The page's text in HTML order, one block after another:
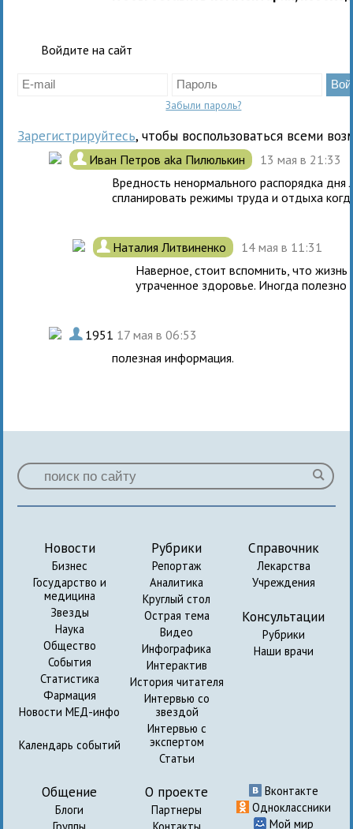
Войдите на сайт
Забыли пароль?
Зарегистрируйтесь, чтобы воспользоваться всеми
. Иван Петров aka Пилюлькин
13 мая в 21:33
Вредность ненормального распорядка дня
спланировать режимы труда и отдыха
. Наталия Литвиненко
14 мая в 11:31
Наверное, стоит вспомнить, что
утраченное здоровье. Иногда полезно
. 1951 17 мая в 06:53
полезная информация.
Новости
Бизнес
Государство и
медицина
Звезды
Наука
Общество
События
Статистика
Фармация
Новости МЕД-инфо
Календарь событий
Рубрики
Репортаж
Аналитика
Круглый стол
Острая тема
Видео
Инфографика
Интерактив
История читателя
Интервью со
звездой
Интервью с
экспертом
Статьи
Справочник
Лекарства
Учреждения
Консультации
Рубрики
Наши врачи
Общение
Блоги
Группы
О проекте
Партнеры
Контакты
Вконтакте
Одноклассники
Мой мир